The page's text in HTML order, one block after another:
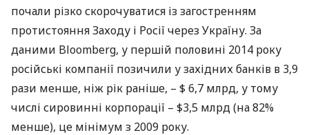
почали різко скорочуватися із загостренням
протистояння Заходу і Росії через Україну. За
даними Bloomberg, у першій половині 2014 року
російські компанії позичили у західних банків в 3,9
рази менше, ніж рік раніше, – $ 6,7 млрд, у тому
числі сировинні корпорації – $3,5 млрд (на 82%
менше), це мінімум з 2009 року.